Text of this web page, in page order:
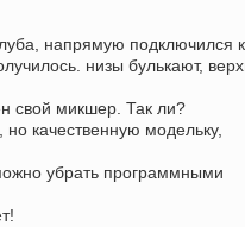
напрямую подключился к
низы булькают,
свой микшер. Так ли?
качественную модельку,
убрать программными